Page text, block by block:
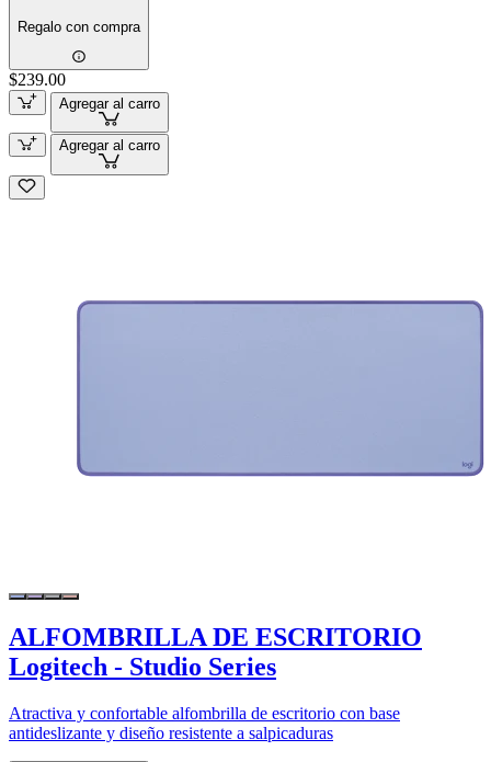
Regalo con compra
$239.00
Agregar al carro
Agregar al carro
ALFOMBRILLA DE ESCRITORIO
Logitech - Studio Series
Atractiva y confortable alfombrilla de escritorio con base
antideslizante y diseño resistente a salpicaduras